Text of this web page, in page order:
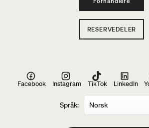
RESERVEDELER
Språk:
Facebook Instagram TikTok LinkedIn